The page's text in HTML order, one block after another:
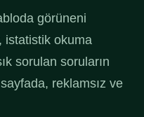
görüneni
istatistik okuma
sorulan soruların
reklamsız ve